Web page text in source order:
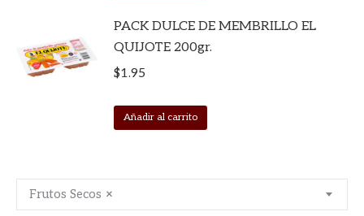
PACK DULCE DE MEMBRILLO EL
QUIJOTE 200gr.
$1.95
Añadir al carrito
×
Frutos Secos